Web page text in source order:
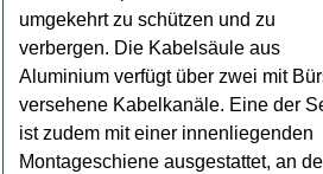
umgekehrt zu schützen und zu
verbergen. Die Kabelsäule aus
Aluminium verfügt über zwei mit
versehene Kabelkanäle. Eine der
ist zudem mit einer innenliegenden
Montageschiene ausgestattet, an